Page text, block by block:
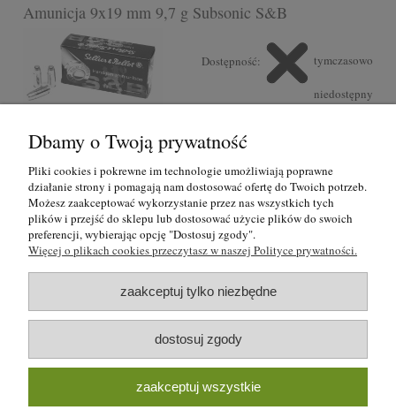
Amunicja 9x19 mm 9,7 g Subsonic S&B
Dostępność: tymczasowo
niedostępny
powiadom o dostępności
O nas
Regulamin i polityka prywatności
Formy płatności i rezerwacje
Moje konto
Dbamy o Twoją prywatność
Pliki cookies i pokrewne im technologie umożliwiają poprawne
działanie strony i pomagają nam dostosować ofertę do Twoich potrzeb.
Możesz zaakceptować wykorzystanie przez nas wszystkich tych
plików i przejść do sklepu lub dostosować użycie plików do swoich
preferencji, wybierając opcję "Dostosuj zgody".
Więcej o plikach cookies przeczytasz w naszej Polityce prywatności.
zaakceptuj tylko niezbędne
dostosuj zgody
zaakceptuj wszystkie